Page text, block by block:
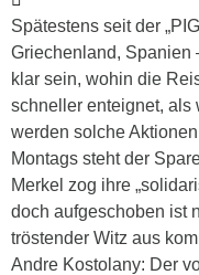
Spätestens seit der
Griechenland, Spanien
klar sein, wohin die
schneller enteignet, als
werden solche
Montags steht der
Merkel zog ihre
doch aufgeschoben ist
tröstender Witz aus
Andre Kostolany: Der